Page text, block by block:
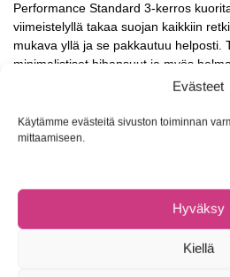
Evästeet
Käytämme evästeitä sivuston toiminnan
mittaamiseen.
Hyväksy
Kiellä
Performance Standard 3-kerros
viimeistelyllä takaa suojan kaikkiin
mukava yllä ja se pakkautuu helposti.
minimalistiset hihansuut ja myös
löytyy vedenpitävä päävetoketju, yksi
istuu erilaisten päähineiden päälle
huonoissa olosuhteissa.
Materiaali: H2No™ Performance
kuorikangas, 3.7-oz 30-denierin
DWR (durable water repellent) -